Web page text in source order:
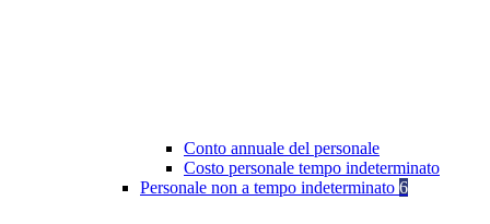
Conto annuale del personale
Costo personale tempo indeterminato
Personale non a tempo indeterminato 6